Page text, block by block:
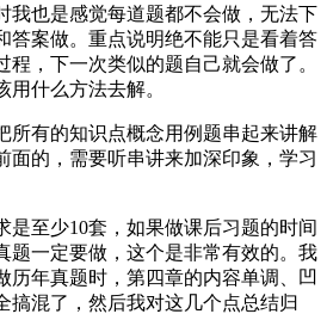
我也是感觉每道题都不会做，无法下
答案做。重点说明绝不能只是看着答
，下一次类似的题自己就会做了。
什么方法去解。
所有的知识点概念用例题串起来讲解
面的，需要听串讲来加深印象，学习
是至少10套，如果做课后习题的时间
题一定要做，这个是非常有效的。我
历年真题时，第四章的内容单调、凹
搞混了，然后我对这几个点总结归